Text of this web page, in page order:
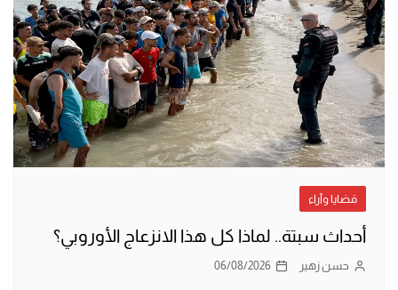
قضايا وآراء
أحداث سبتة.. لماذا كل هذا الانزعاج الأوروبي؟
حسن زهير 06/08/2026